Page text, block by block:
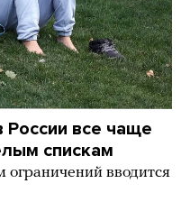
все чаще
спискам
ограничений вводится